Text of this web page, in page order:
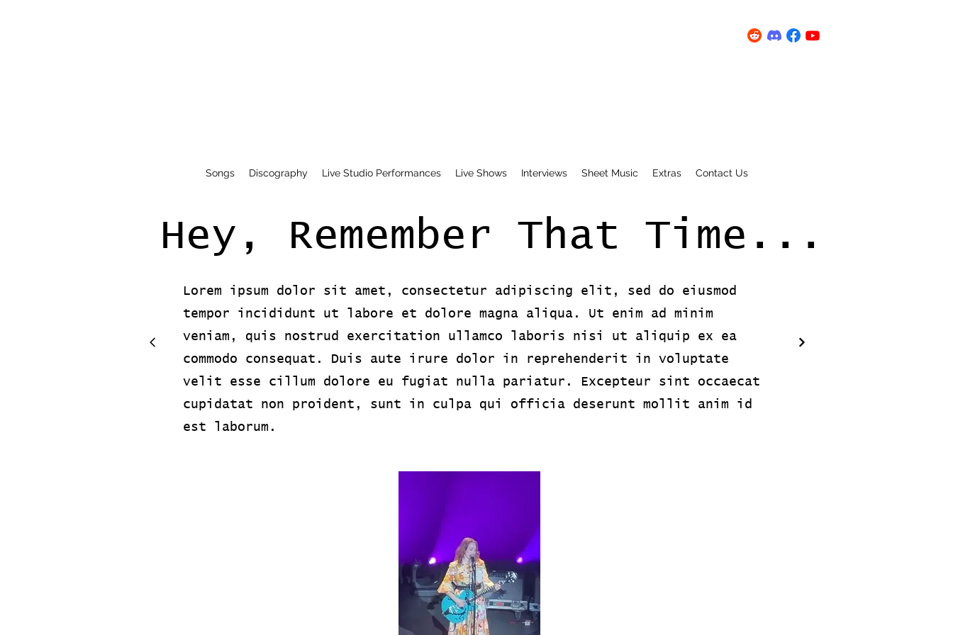
Songs Discography Live Studio Performances Live Shows Interviews Sheet Music Extras Contact Us
Hey, Remember That Time...
Lorem ipsum dolor sit amet, consectetur adipiscing elit, sed do eiusmod
tempor incididunt ut labore et dolore magna aliqua. Ut enim ad minim
veniam, quis nostrud exercitation ullamco laboris nisi ut aliquip ex ea
commodo consequat. Duis aute irure dolor in reprehenderit in voluptate
velit esse cillum dolore eu fugiat nulla pariatur. Excepteur sint occaecat
cupidatat non proident, sunt in culpa qui officia deserunt mollit anim id
est laborum.